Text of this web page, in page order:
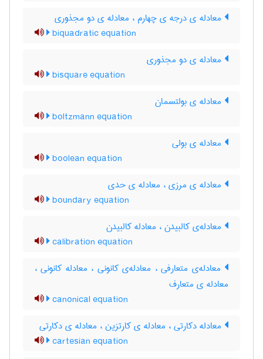
معادله ی درجه ی چهارم ، معادله ی دو مجذوری
biquadratic equation
معادله ی دو مجذوری
bisquare equation
معادله ی بولتسمان
boltzmann equation
معادله ی بولی
boolean equation
معادله ی مرزی ، معادله ی حدی
boundary equation
معادله‌ی کالبیدن ، معادله کالبیدن
calibration equation
معادله‌ی متعارفی ، معادله‌ی کانونی ، معادله کانونی ،
معادله ی متعارف
canonical equation
معادله دکارتی ، معادله ی کارتزین ، معادله ی دکارتی
cartesian equation